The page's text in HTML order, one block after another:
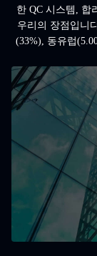
한 QC 시스템, 합
우리의 장점입니
(33%), 동유럽
무실에는 총 11-50
체로부터 무엇을
은 응답 외에도, '
과할 수 없는 핵
오리엔스 테크놀